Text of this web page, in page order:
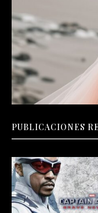
PUBLICACIONES